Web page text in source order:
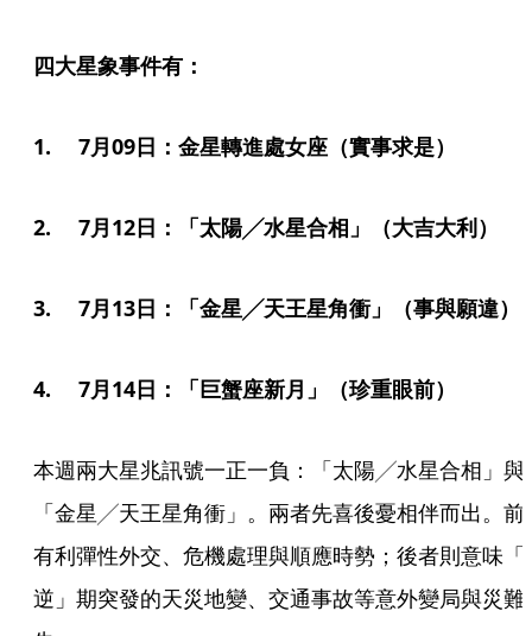
四大星象事件有：
1. 　7月09日：金星轉進處女座（實事求是）
2. 　7月12日：「太陽╱水星合相」（大吉大利）
3. 　7月13日：「金星╱天王星角衝」（事與願違）
4.　 7月14日：「巨蟹座新月」（珍重眼前）
本週兩大星兆訊號一正一負：「太陽╱水星合相」與
「金星╱天王星角衝」。兩者先喜後憂相伴而出。前
有利彈性外交、危機處理與順應時勢；後者則意味「
逆」期突發的天災地變、交通事故等意外變局與災難